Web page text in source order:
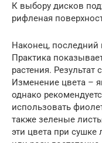
К выбору дисков
рифленая
Наконец, последний
Практика
растения. Результат
Изменение цвета –
однако
использовать
также зеленые
эти цвета при сушке